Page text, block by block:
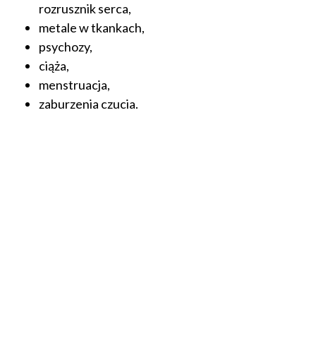
rozrusznik serca,
metale w tkankach,
psychozy,
ciąża,
menstruacja,
zaburzenia czucia.